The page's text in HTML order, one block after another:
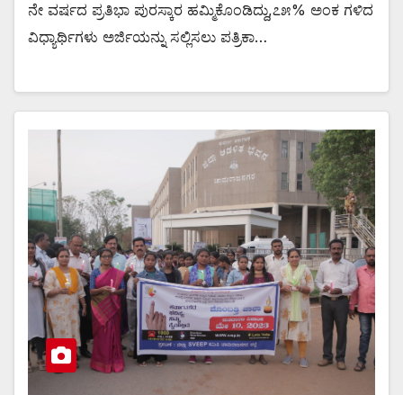
ನೇ ವರ್ಷದ ಪ್ರತಿಭಾ ಪುರಸ್ಕಾರ ಹಮ್ಮಿಕೊಂಡಿದ್ದು,೭೫% ಅಂಕ ಗಳಿದ
ವಿಧ್ಯಾರ್ಥಿಗಳು ಅರ್ಜಿಯನ್ನು ಸಲ್ಲಿಸಲು ಪತ್ರಿಕಾ…